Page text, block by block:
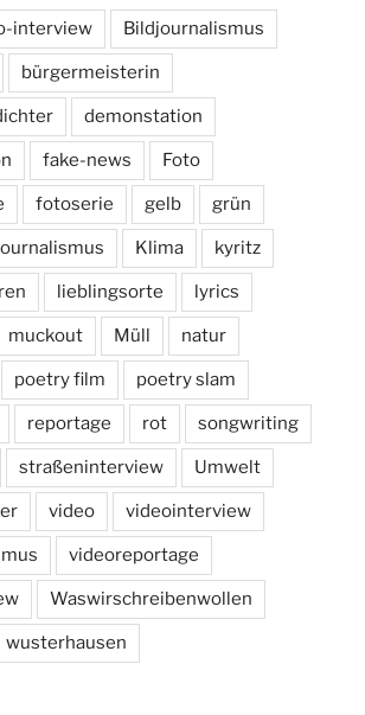
interview Bildjournalismus
bürgermeisterin
demonstation
fake-news Foto
fotoserie gelb grün
Klima kyritz
lieblingsorte lyrics
muckout Müll natur
poetry film poetry slam
reportage rot songwriting
straßeninterview Umwelt
video videointerview
videoreportage
Waswirschreibenwollen
wusterhausen